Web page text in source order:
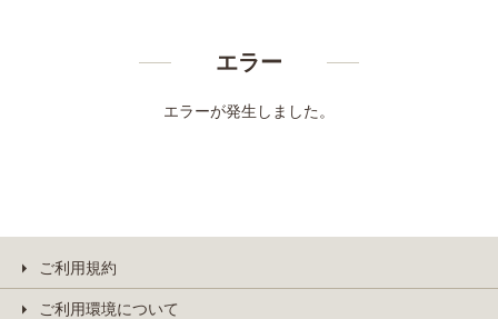
エラー
エラーが発生しました。
ご利用規約
ご利用環境について